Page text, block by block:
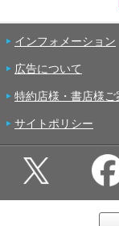
インフォメーション
広告について
特約店様・書店様ご
サイトポリシー